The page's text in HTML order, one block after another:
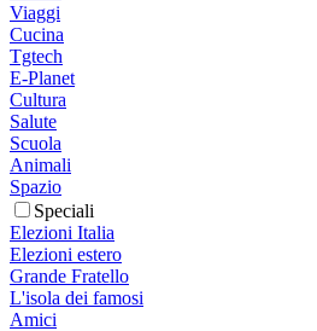
Viaggi
Cucina
Tgtech
E-Planet
Cultura
Salute
Scuola
Animali
Spazio
Speciali
Elezioni Italia
Elezioni estero
Grande Fratello
L'isola dei famosi
Amici